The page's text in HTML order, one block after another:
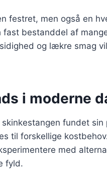
festret, men også en
bestanddel af
og lækre smag
i moderne
fundet
til forskellige
med
fyld.